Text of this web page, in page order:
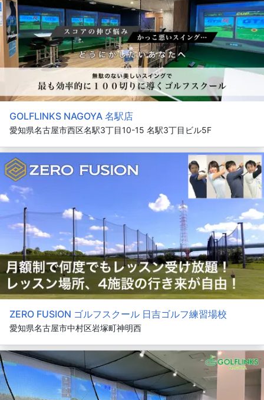
GOLFLINKS NAGOYA 名駅店
愛知県名古屋市西区名駅3丁目10-15 名駅3丁目ビル5F
ZERO FUSION ゴルフスクール 日吉ゴルフ練習場校
愛知県名古屋市中村区岩塚町神明西